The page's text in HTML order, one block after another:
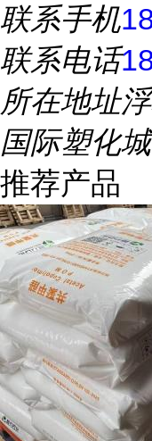
联系手机
联系电话
所在地址
国际塑化
推荐产品